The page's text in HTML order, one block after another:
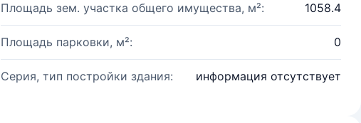
Площадь зем. участка общего имущества, м²: 1058.4
Площадь парковки, м²: 0
Серия, тип постройки здания: информация отсутствует